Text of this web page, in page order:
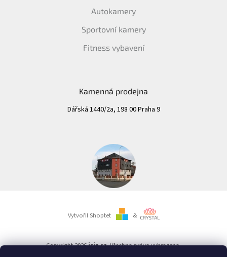
Autokamery
Sportovní kamery
Fitness vybavení
Kamenná prodejna
Dářská 1440/2a, 198 00 Praha 9
Vytvořil Shoptet &
Copyright 2026isix.cz. Všechna práva vyhrazena.